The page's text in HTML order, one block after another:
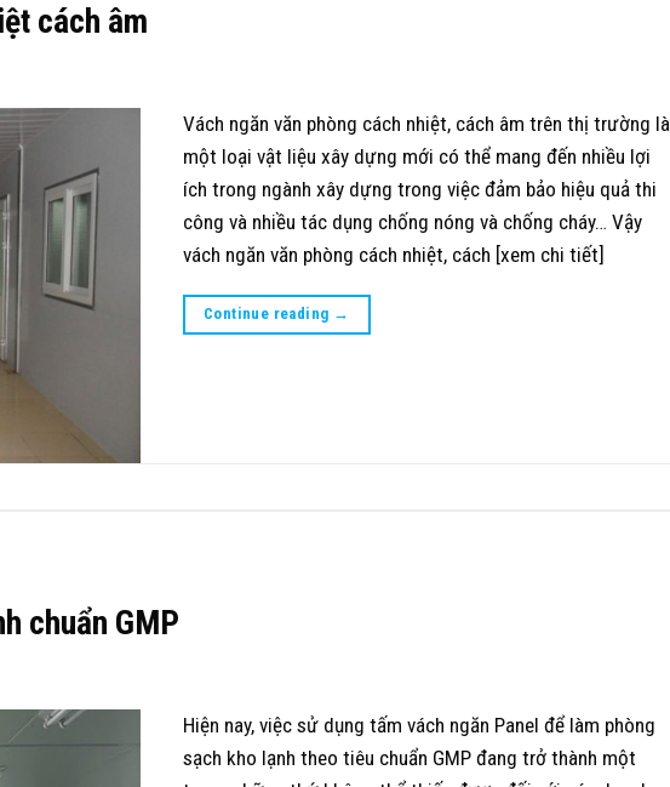
cách âm
Vách ngăn văn phòng cách nhiệt, cách âm trên thị trường là
một loại vật liệu xây dựng mới có thể mang đến nhiều lợi
ích trong ngành xây dựng trong việc đảm bảo hiệu quả thi
công và nhiều tác dụng chống nóng và chống cháy… Vậy
vách ngăn văn phòng cách nhiệt, cách [xem chi tiết]
Continue reading →
chuẩn GMP
Hiện nay, việc sử dụng tấm vách ngăn Panel để làm phòng
sạch kho lạnh theo tiêu chuẩn GMP đang trở thành một